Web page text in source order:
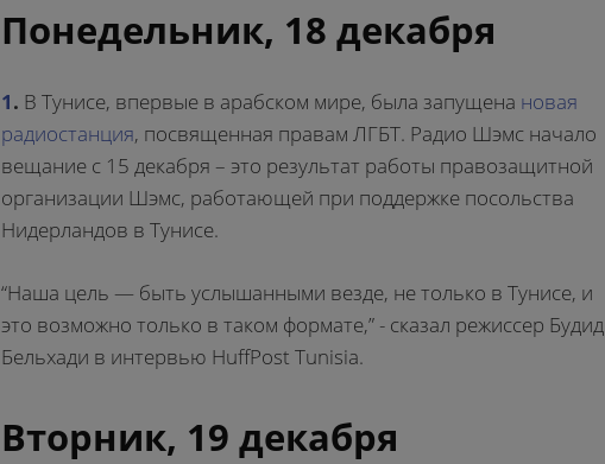
Понедельник, 18 декабря
1. В Тунисе, впервые в арабском мире, была запущена новая
радиостанция, посвященная правам ЛГБТ. Радио Шэмс начало
вещание с 15 декабря – это результат работы правозащитной
организации Шэмс, работающей при поддержке посольства
Нидерландов в Тунисе.
“Наша цель — быть услышанными везде, не только в Тунисе, и
это возможно только в таком формате,” - сказал режиссер Будид
Бельхади в интервью HuffPost Tunisia.
Вторник, 19 декабря